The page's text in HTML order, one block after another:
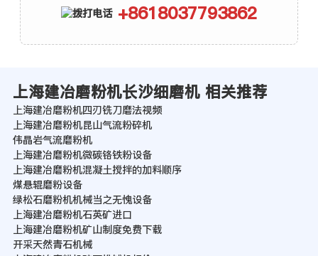
+8618037793862
上海建冶磨粉机长沙细磨机 相关推荐
上海建冶磨粉机四刃铣刀磨法视频
上海建冶磨粉机昆山气流粉碎机
伟晶岩气流磨粉机
上海建冶磨粉机微碳铬铁粉设备
上海建冶磨粉机混凝土搅拌的加料顺序
煤悬辊磨粉设备
绿松石磨粉机机械当之无愧设备
上海建冶磨粉机石英矿进口
上海建冶磨粉机矿山制度免费下载
开采天然青石机械